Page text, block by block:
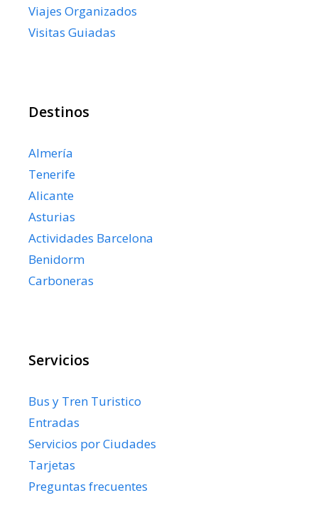
Viajes Organizados
Visitas Guiadas
Destinos
Almería
Tenerife
Alicante
Asturias
Actividades Barcelona
Benidorm
Carboneras
Servicios
Bus y Tren Turistico
Entradas
Servicios por Ciudades
Tarjetas
Preguntas frecuentes